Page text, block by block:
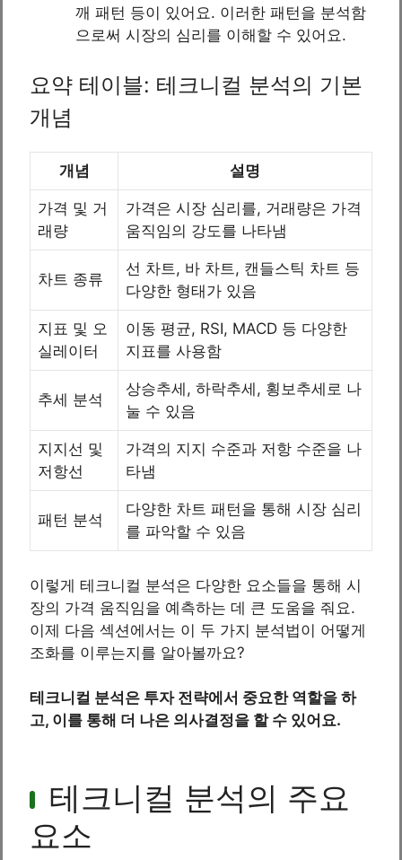
깨 패턴 등이 있어요. 이러한 패턴을 분석함
으로써 시장의 심리를 이해할 수 있어요.
요약 테이블: 테크니컬 분석의 기본
개념
개념 설명
가격 및 거
래량
가격은 시장 심리를, 거래량은 가격
움직임의 강도를 나타냄
차트 종류
선 차트, 바 차트, 캔들스틱 차트 등
다양한 형태가 있음
지표 및 오
실레이터
이동 평균, RSI, MACD 등 다양한
지표를 사용함
추세 분석
상승추세, 하락추세, 횡보추세로 나
눌 수 있음
지지선 및
저항선
가격의 지지 수준과 저항 수준을 나
타냄
패턴 분석
다양한 차트 패턴을 통해 시장 심리
를 파악할 수 있음
이렇게 테크니컬 분석은 다양한 요소들을 통해 시
장의 가격 움직임을 예측하는 데 큰 도움을 줘요.
이제 다음 섹션에서는 이 두 가지 분석법이 어떻게
조화를 이루는지를 알아볼까요?
테크니컬 분석은 투자 전략에서 중요한 역할을 하
고, 이를 통해 더 나은 의사결정을 할 수 있어요.
테크니컬 분석의 주요
요소